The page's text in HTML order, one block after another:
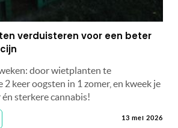
verduisteren voor een beter
door wietplanten te
keer oogsten in 1 zomer, en kweek je
sterkere cannabis!
13 mei 2026